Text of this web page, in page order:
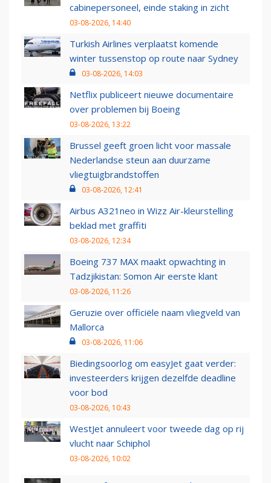
cabinepersoneel, einde staking in zicht
03-08-2026, 14:40
Turkish Airlines verplaatst komende
winter tussenstop op route naar Sydney
03-08-2026, 14:03
Netflix publiceert nieuwe documentaire
over problemen bij Boeing
03-08-2026, 13:22
Brussel geeft groen licht voor massale
Nederlandse steun aan duurzame
vliegtuigbrandstoffen
03-08-2026, 12:41
Airbus A321neo in Wizz Air-kleurstelling
beklad met graffiti
03-08-2026, 12:34
Boeing 737 MAX maakt opwachting in
Tadzjikistan: Somon Air eerste klant
03-08-2026, 11:26
Geruzie over officiële naam vliegveld van
Mallorca
03-08-2026, 11:06
Biedingsoorlog om easyJet gaat verder:
investeerders krijgen dezelfde deadline
voor bod
03-08-2026, 10:43
WestJet annuleert voor tweede dag op rij
vlucht naar Schiphol
03-08-2026, 10:02